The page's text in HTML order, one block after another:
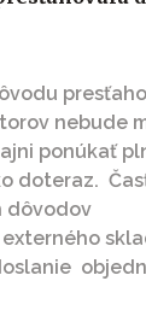
nebude
ponúkať
doteraz.
dôvodov